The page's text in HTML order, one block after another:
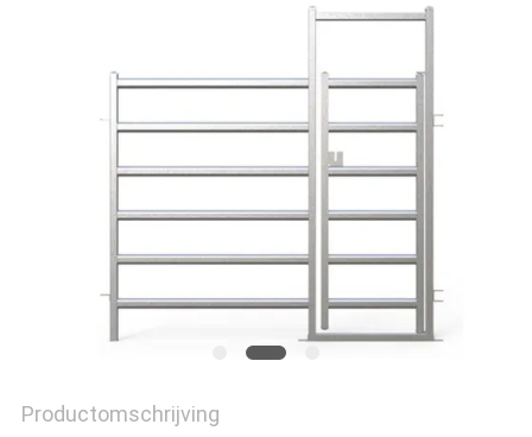
Productomschrijving